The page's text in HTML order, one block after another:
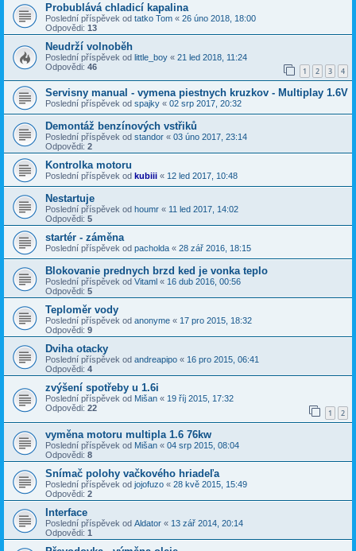
Probublává chladicí kapalina
Poslední příspěvek od tatko Tom « 26 úno 2018, 18:00
Odpovědi: 13
Neudrží volnoběh
Poslední příspěvek od little_boy « 21 led 2018, 11:24
Odpovědi: 46 1 2 3 4
Servisny manual - vymena piestnych kruzkov - Multiplay 1.6V
Poslední příspěvek od spajky « 02 srp 2017, 20:32
Demontáž benzínových vstřiků
Poslední příspěvek od standor « 03 úno 2017, 23:14
Odpovědi: 2
Kontrolka motoru
Poslední příspěvek od kubiii « 12 led 2017, 10:48
Nestartuje
Poslední příspěvek od houmr « 11 led 2017, 14:02
Odpovědi: 5
startér - záměna
Poslední příspěvek od pacholda « 28 zář 2016, 18:15
Blokovanie prednych brzd ked je vonka teplo
Poslední příspěvek od Vitaml « 16 dub 2016, 00:56
Odpovědi: 5
Teploměr vody
Poslední příspěvek od anonyme « 17 pro 2015, 18:32
Odpovědi: 9
Dviha otacky
Poslední příspěvek od andreapipo « 16 pro 2015, 06:41
Odpovědi: 4
zvýšení spotřeby u 1.6i
Poslední příspěvek od Mišan « 19 říj 2015, 17:32
Odpovědi: 22 1 2
vyměna motoru multipla 1.6 76kw
Poslední příspěvek od Mišan « 04 srp 2015, 08:04
Odpovědi: 8
Snímač polohy vačkového hriadeľa
Poslední příspěvek od jojofuzo « 28 kvě 2015, 15:49
Odpovědi: 2
Interface
Poslední příspěvek od Aldator « 13 zář 2014, 20:14
Odpovědi: 1